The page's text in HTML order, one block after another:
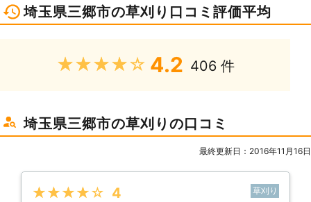
埼玉県三郷市の草刈り口コミ評価平均
★★★★★ 4.2 406 件
埼玉県三郷市の草刈りの口コミ
最終更新日：2016年11月16日
★★★★★ 4 草刈り